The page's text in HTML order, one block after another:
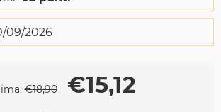
09/2026
€18,90 €15,12